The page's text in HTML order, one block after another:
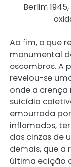
Berlim
Ao fim, o que
monumental
escombros. A
revelou-se
onde a crença
suicídio
empurrada
inflamados,
das cinzas de
demais, que a
última edição